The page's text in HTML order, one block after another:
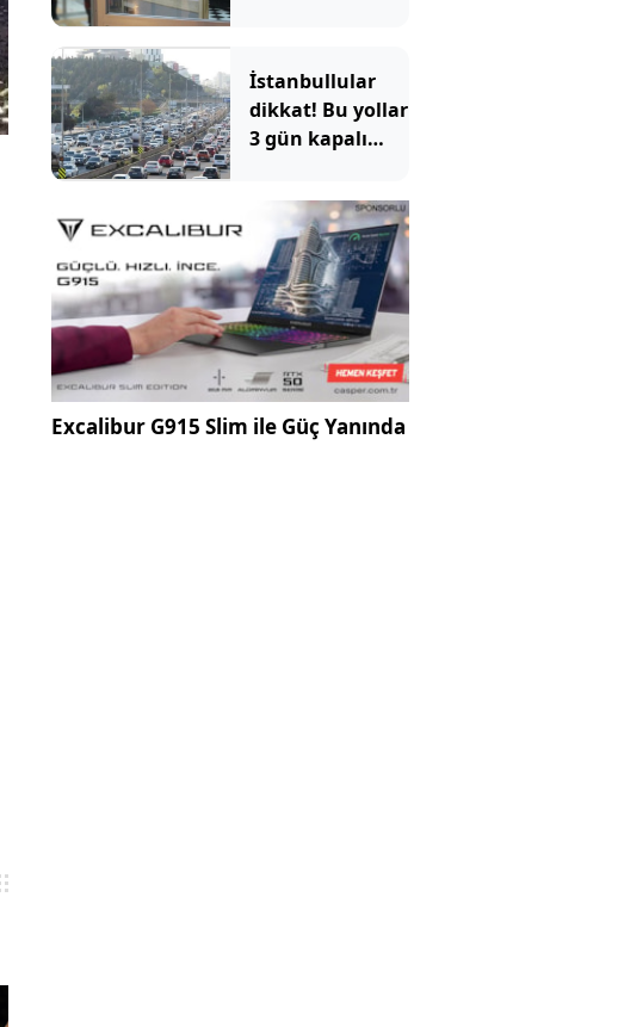
İstanbullular
dikkat! Bu yollar
3 gün kapalı
Excalibur G915 Slim ile Güç Yanında